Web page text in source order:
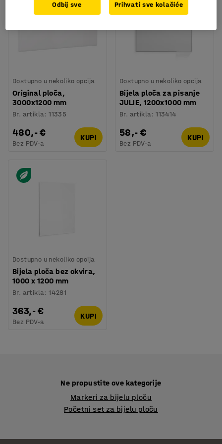
Dostupno u nekoliko opcija
Original ploča,
3000x1200 mm
Br. artikla:11335
480,- €
Bez PDV-a
KUPI
Dostupno u nekoliko opcija
Bijela ploča za pisanje
JULIE, 1200x1000 mm
Br. artikla:113414
58,- €
Bez PDV-a
KUPI
Dostupno u nekoliko opcija
Bijela ploča bez okvira,
1000 x 1200 mm
Br. artikla:14281
363,- €
Bez PDV-a
KUPI
Ne propustite ove kategorije
Markeri za bijelu ploču
Početni set za bijelu ploču
Odbij sve Prihvati sve kolačiće